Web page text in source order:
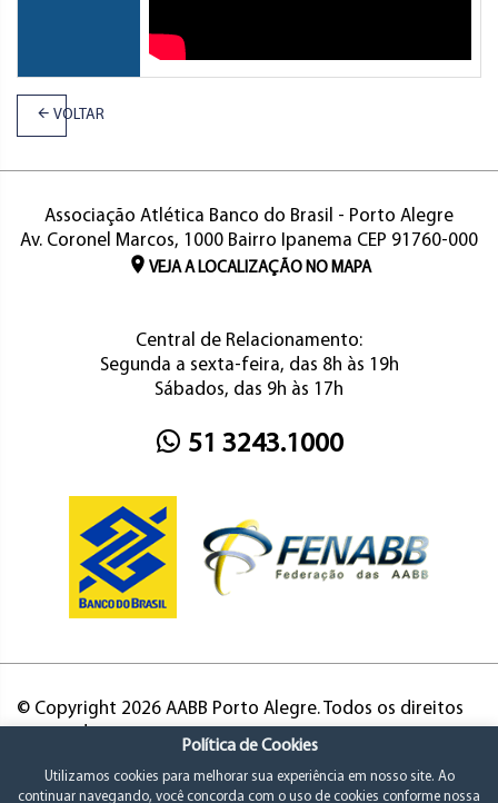
VOLTAR
Associação Atlética Banco do Brasil - Porto Alegre
Av. Coronel Marcos, 1000 Bairro Ipanema CEP 91760-000
VEJA A LOCALIZAÇÃO NO MAPA
Central de Relacionamento:
Segunda a sexta-feira, das 8h às 19h
Sábados, das 9h às 17h
51 3243.1000
© Copyright 2026 AABB Porto Alegre. Todos os direitos
Política de Cookies
Utilizamos cookies para melhorar sua experiência em nosso site. Ao
continuar navegando, você concorda com o uso de cookies conforme nossa